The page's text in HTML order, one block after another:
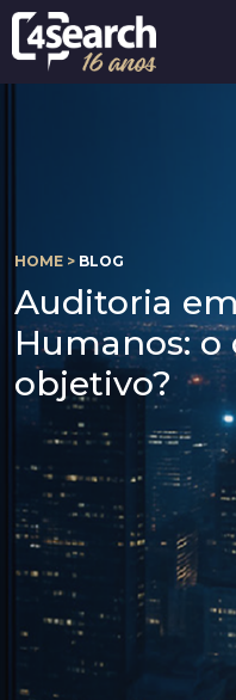
HOME > BLOG
Auditoria
Humanos: o
objetivo?